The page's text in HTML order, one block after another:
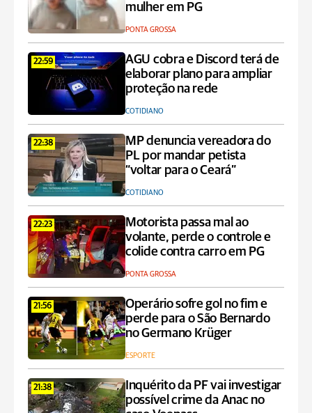
mulher em PG
PONTA GROSSA
22:59
AGU cobra e Discord terá de
elaborar plano para ampliar
proteção na rede
COTIDIANO
22:38
MP denuncia vereadora do
PL por mandar petista
“voltar para o Ceará”
COTIDIANO
22:23
Motorista passa mal ao
volante, perde o controle e
colide contra carro em PG
PONTA GROSSA
21:56
Operário sofre gol no fim e
perde para o São Bernardo
no Germano Krüger
ESPORTE
21:38
Inquérito da PF vai investigar
possível crime da Anac no